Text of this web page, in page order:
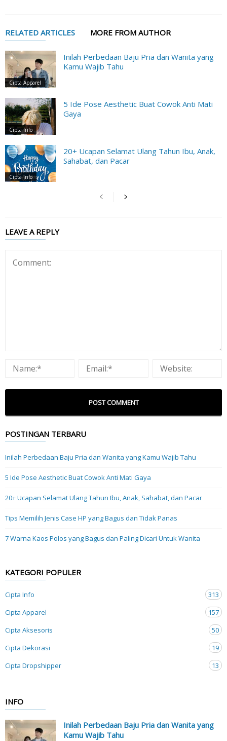
RELATED ARTICLES MORE FROM AUTHOR
Cipta Apparel
Inilah Perbedaan Baju Pria dan Wanita yang
Kamu Wajib Tahu
Cipta Info
5 Ide Pose Aesthetic Buat Cowok Anti Mati
Gaya
Cipta Info
20+ Ucapan Selamat Ulang Tahun Ibu, Anak,
Sahabat, dan Pacar
LEAVE A REPLY
POSTINGAN TERBARU
Inilah Perbedaan Baju Pria dan Wanita yang Kamu Wajib Tahu
5 Ide Pose Aesthetic Buat Cowok Anti Mati Gaya
20+ Ucapan Selamat Ulang Tahun Ibu, Anak, Sahabat, dan Pacar
Tips Memilih Jenis Case HP yang Bagus dan Tidak Panas
7 Warna Kaos Polos yang Bagus dan Paling Dicari Untuk Wanita
KATEGORI POPULER
Cipta Info
313
Cipta Apparel
157
Cipta Aksesoris
50
Cipta Dekorasi
19
Cipta Dropshipper
13
INFO
Inilah Perbedaan Baju Pria dan Wanita yang
Kamu Wajib Tahu